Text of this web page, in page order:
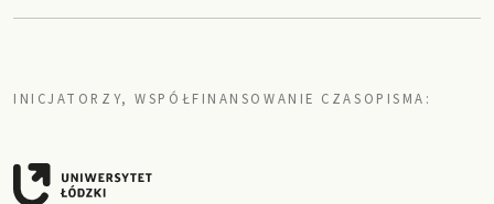
INICJATORZY, WSPÓŁFINANSOWANIE CZASOPISMA: